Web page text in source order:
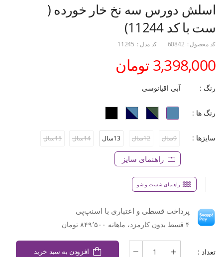
اسلش دورس سه نخ خار خورده (
ست با کد 11244)
کد محصول : 60842 کد مدل : 11245
3,398,000 تومان
رنگ : آبی اقیانوسی
رنگ ها :
سایزها : 9سال 12سال 13سال 14سال 15سال
راهنمای سایز
راهنمای شست و شو
پرداخت قسطی و اعتباری با اسنپ‌پی
۴ قسط بدون کارمزد، ماهانه ۸۴۹٬۵۰۰ تومان
تعداد : افزودن به سبد خرید